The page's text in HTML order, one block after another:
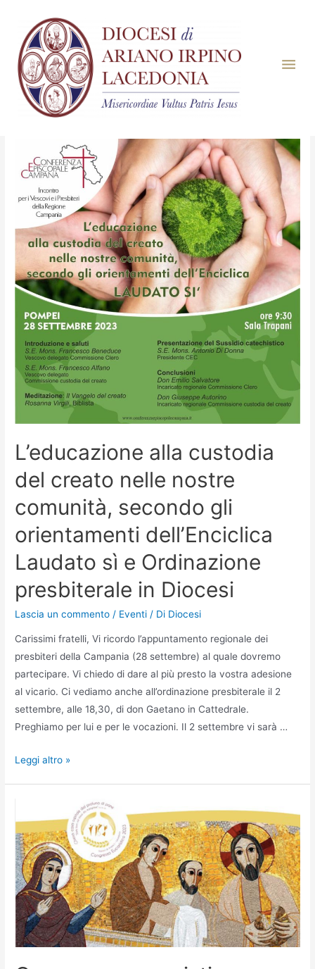
Mese:Agosto 2023
L’educazione alla custodia
del creato nelle nostre
comunità, secondo gli
orientamenti dell’Enciclica
Laudato sì e Ordinazione
presbiterale in Diocesi
Lascia un commento / Eventi / Di Diocesi
Carissimi fratelli, Vi ricordo l’appuntamento regionale dei
presbiteri della Campania (28 settembre) al quale dovremo
partecipare. Vi chiedo di dare al più presto la vostra adesione
al vicario. Ci vediamo anche all’ordinazione presbiterale il 2
settembre, alle 18,30, di don Gaetano in Cattedrale.
Preghiamo per lui e per le vocazioni. Il 2 settembre vi sarà …
Leggi altro »